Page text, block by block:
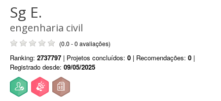
Sg E.
engenharia civil
(0.0 - 0 avaliações)
Ranking: 2737797 | Projetos concluídos: 0 | Recomendações: 0 |
Registrado desde: 09/05/2025